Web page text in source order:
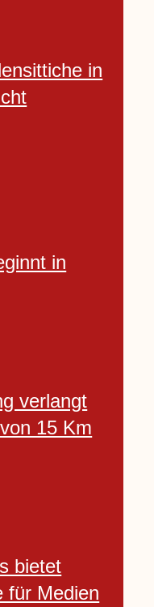
in
in
verlangt
15 Km
bietet
für Medien